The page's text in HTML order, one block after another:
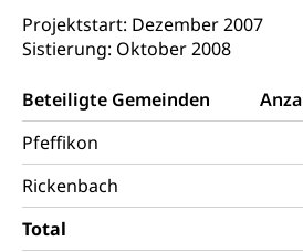
Projektstart: Dezember 2007
Sistierung: Oktober 2008
Beteiligte Gemeinden
Pfeffikon
Rickenbach
Total
Obligatorische
Luzern)
Trinkwasser
Prävention
Gesundheitsvorsorge, Wellness,
Suchtprävention,
Tabakprävention, Primärprävention,
Sekundärprävention,
Soziale Sicherheit
Sozialversicherungen, Sozialpolitik,